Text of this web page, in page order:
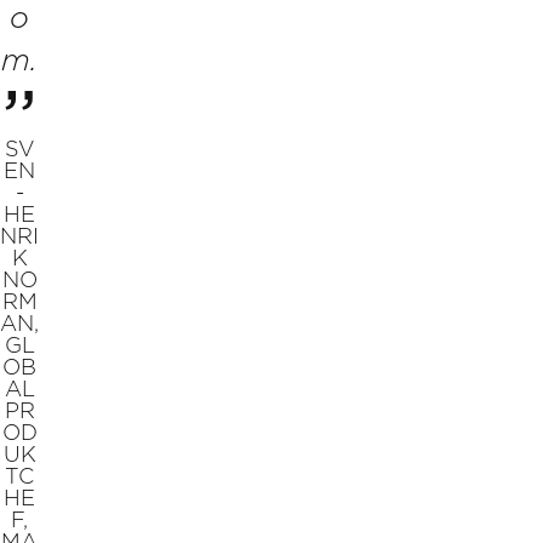
o
m.
SV
EN
-
HE
NRI
K
NO
RM
AN,
GL
OB
AL
PR
OD
UK
TC
HE
F,